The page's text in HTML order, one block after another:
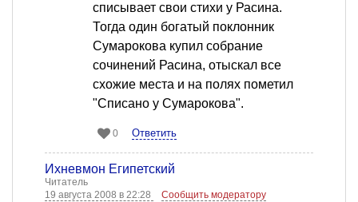
списывает свои стихи у Расина.
Тогда один богатый поклонник
Сумарокова купил собрание
сочинений Расина, отыскал все
схожие места и на полях пометил
"Списано у Сумарокова".
0 Ответить
Ихневмон Египетский
Читатель
19 августа 2008 в 22:28
Сообщить модератору